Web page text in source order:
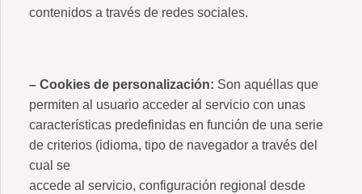
contenidos a través de redes sociales.
– Cookies de personalización: Son aquéllas que
permiten al usuario acceder al servicio con unas
características predefinidas en función de una serie
de criterios (idioma, tipo de navegador a través del
cual se
accede al servicio, configuración regional desde